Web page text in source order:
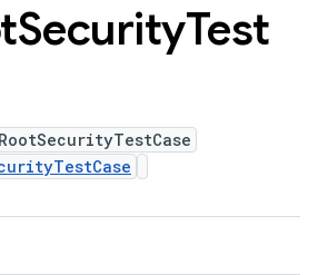
SecurityTest